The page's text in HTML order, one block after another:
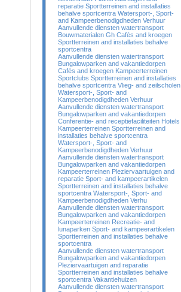
reparatie Sportterreinen and installaties
behalve sportcentra Watersport-, Sport-
and Kampeerbenodigdheden Verhuur
Aanvullende diensten watertransport
Bouwmaterialen Gh Cafés and kroegen
Sportterreinen and installaties behalve
sportcentra
Aanvullende diensten watertransport
Bungalowparken and vakantiedorpen
Cafés and kroegen Kampeerterreinen
Sportclubs Sportterreinen and installaties
behalve sportcentra Vlieg- and zeilscholen
Watersport-, Sport- and
Kampeerbenodigdheden Verhuur
Aanvullende diensten watertransport
Bungalowparken and vakantiedorpen
Conferentie- and receptiefaciliteiten Hotels
Kampeerterreinen Sportterreinen and
installaties behalve sportcentra
Watersport-, Sport- and
Kampeerbenodigdheden Verhuur
Aanvullende diensten watertransport
Bungalowparken and vakantiedorpen
Kampeerterreinen Pleziervaartuigen and
reparatie Sport- and kampeerartikelen
Sportterreinen and installaties behalve
sportcentra Watersport-, Sport- and
Kampeerbenodigdheden Verhu
Aanvullende diensten watertransport
Bungalowparken and vakantiedorpen
Kampeerterreinen Recreatie- and
lunaparken Sport- and kampeerartikelen
Sportterreinen and installaties behalve
sportcentra
Aanvullende diensten watertransport
Bungalowparken and vakantiedorpen
Pleziervaartuigen and reparatie
Sportterreinen and installaties behalve
sportcentra Vakantiehuizen
Aanvullende diensten watertransport